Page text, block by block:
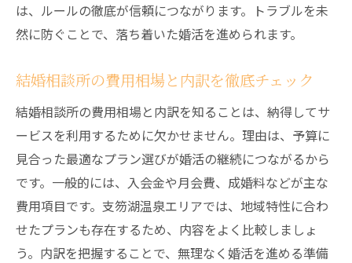
は、ルールの徹底が信頼につながります。トラブルを未
然に防ぐことで、落ち着いた婚活を進められます。
結婚相談所の費用相場と内訳を徹底チェック
結婚相談所の費用相場と内訳を知ることは、納得してサ
ービスを利用するために欠かせません。理由は、予算に
見合った最適なプラン選びが婚活の継続につながるから
です。一般的には、入会金や月会費、成婚料などが主な
費用項目です。支笏湖温泉エリアでは、地域特性に合わ
せたプランも存在するため、内容をよく比較しましょ
う。内訳を把握することで、無理なく婚活を進める準備